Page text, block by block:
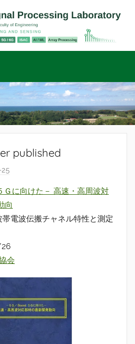
published
r
a
d
o
Ｇに向けた－ 高速・高周波対
向
電波伝搬チャネル特性と測定
会